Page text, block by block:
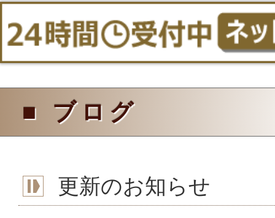
■ ブログ
更新のお知らせ